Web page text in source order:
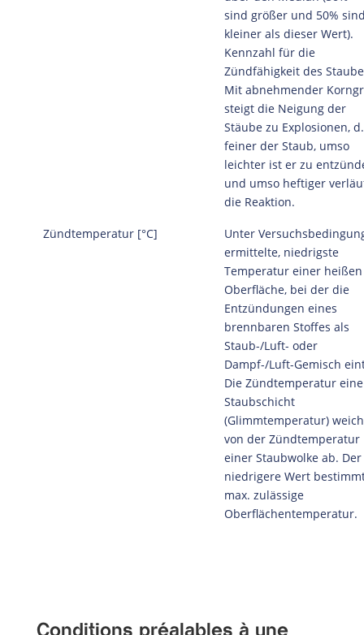
sind größer und 50%
kleiner als dieser Wert).
Kennzahl für die
Zündfähigkeit des
Mit abnehmender
steigt die Neigung der
Stäube zu Explosionen,
feiner der Staub, umso
leichter ist er zu
und umso heftiger
die Reaktion.
Zündtemperatur [°C]
Unter
ermittelte, niedrigste
Temperatur einer heißen
Oberfläche, bei der die
Entzündungen eines
brennbaren Stoffes als
Staub-/Luft- oder
Dampf-/Luft-Gemisch
Die Zündtemperatur
Staubschicht
(Glimmtemperatur)
von der Zündtemperatur
einer Staubwolke ab. Der
niedrigere Wert
max. zulässige
Oberflächentemperatur.
Conditions préalables à une